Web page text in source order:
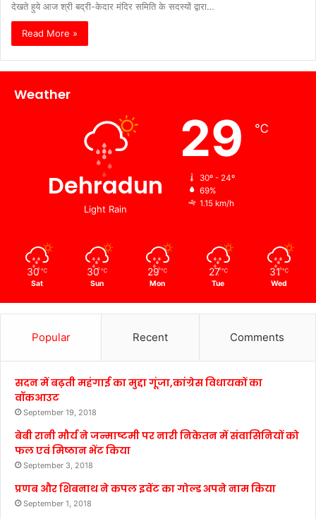
देखते हुये आज श्री बद्री-केदार मंदिर समिति के सदस्यों द्वारा…
Read More »
Weather
Dehradun
Light Rain
29 ℃
30º - 24º
69%
1.15 km/h
30 ℃
Sat
30 ℃
Sun
29 ℃
Mon
27 ℃
Tue
31 ℃
Wed
Popular Recent Comments
सदन में बढ़ती महंगाई का मुद्दा गूंजा,कांग्रेस विधायकों का
वॉकआउट
September 19, 2018
बेबी रानी मौर्य ने जन्माष्टमी पर नारी निकेतन में संवासिनियों को
फल एवं मिष्ठान भेंट किया
September 3, 2018
प्रणब और शिबनाथ ने कपल इवेंट का गोल्ड अपने नाम किया
September 1, 2018